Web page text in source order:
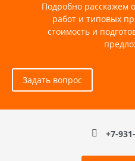
Подробно расскажем
работ и типовых
стоимость и
Задать вопрос
+7-